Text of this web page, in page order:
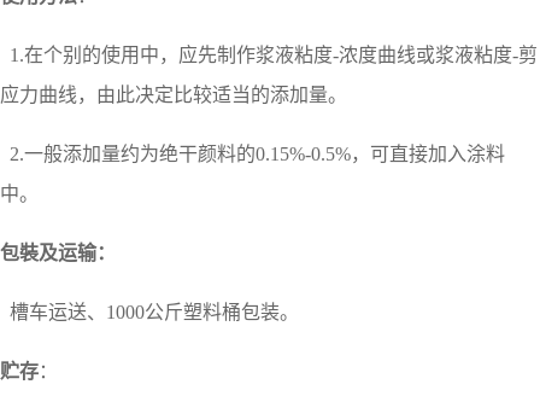
1.在个别的使用中，应先制作浆液粘度-浓度曲线或浆液粘度-剪
应力曲线，由此决定比较适当的添加量。
2.一般添加量约为绝干颜料的0.15%-0.5%，可直接加入涂料
中。
包裝及运输：
槽车运送、 1000公斤塑料桶包装。
贮存：